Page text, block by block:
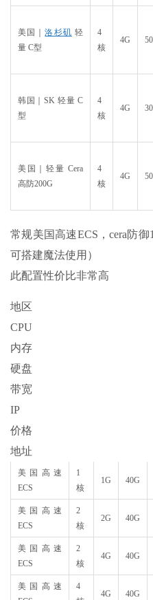
美国｜洛杉矶 轻
量 C型
4
核
4G
韩国｜SK 轻量 C
型
4
核
4G
美国｜轻量 Cera
高防200G
4
核
4G
常规美国高速ECS，cera防御
可搭建魔法使用）
此配置性价比非常高
地区
CPU
内存
硬盘
带宽
IP
价格
地址
美国高速
ECS
1
核
1G 40G
美国高速
ECS
2
核
2G 40G
美国高速
ECS
2
核
4G 40G
美国高速
4
4G 40G